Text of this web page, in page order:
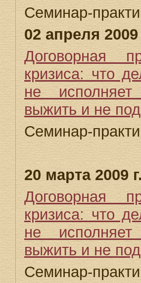
Семинар-
02 апреля 2009
Договорная
кризиса: что
не исполняет
выжить и не
Семинар-
20 марта 2009
Договорная
кризиса: что
не исполняет
выжить и не
Семинар-